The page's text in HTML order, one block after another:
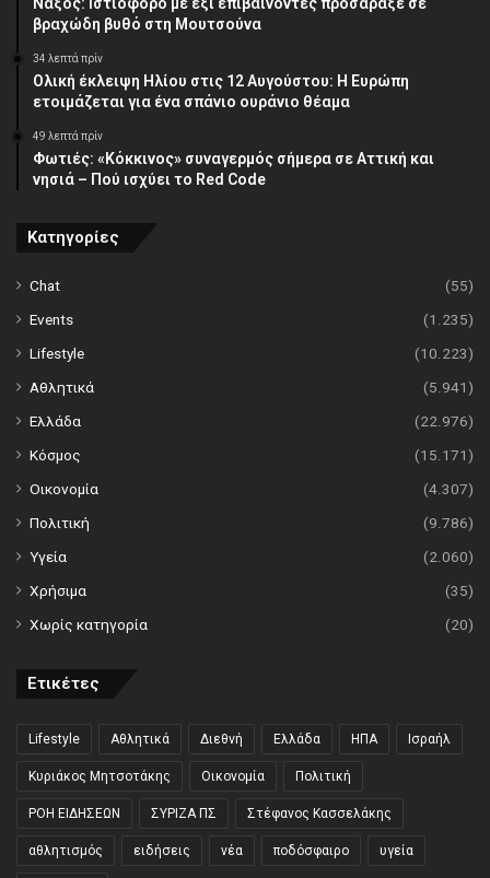
βραχώδη βυθό στη Μουτσούνα
34 λεπτά πρίν
Ολική έκλειψη Ηλίου στις 12 Αυγούστου: Η Ευρώπη
ετοιμάζεται για ένα σπάνιο ουράνιο θέαμα
49 λεπτά πρίν
Φωτιές: «Κόκκινος» συναγερμός σήμερα σε Αττική και
νησιά – Πού ισχύει το Red Code
Κατηγορίες
Chat
(55)
Events
(1.235)
Lifestyle
(10.223)
Αθλητικά
(5.941)
Ελλάδα
(22.976)
Κόσμος
(15.171)
Οικονομία
(4.307)
Πολιτική
(9.786)
Υγεία
(2.060)
Χρήσιμα
(35)
Χωρίς κατηγορία
(20)
Ετικέτες
Lifestyle Αθλητικά Διεθνή Ελλάδα ΗΠΑ Ισραήλ
Κυριάκος Μητσοτάκης Οικονομία Πολιτική
ΡΟΗ ΕΙΔΗΣΕΩΝ ΣΥΡΙΖΑ ΠΣ Στέφανος Κασσελάκης
αθλητισμός ειδήσεις νέα ποδόσφαιρο υγεία